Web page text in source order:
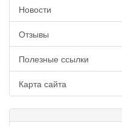
Новости
Отзывы
Полезные ссылки
Карта сайта